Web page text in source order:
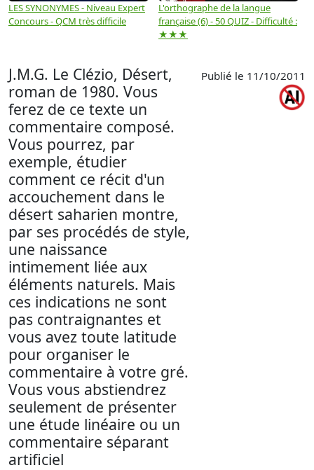
LES SYNONYMES - Niveau Expert
Concours - QCM très difficile
L'orthographe de la langue
française (6) - 50 QUIZ - Difficulté :
★★★
J.M.G. Le Clézio, Désert,
roman de 1980. Vous
ferez de ce texte un
commentaire composé.
Vous pourrez, par
exemple, étudier
comment ce récit d'un
accouchement dans le
désert saharien montre,
par ses procédés de style,
une naissance
intimement liée aux
éléments naturels. Mais
ces indications ne sont
pas contraignantes et
vous avez toute latitude
pour organiser le
commentaire à votre gré.
Vous vous abstiendrez
seulement de présenter
une étude linéaire ou un
commentaire séparant
artificiel
Publié le 11/10/2011